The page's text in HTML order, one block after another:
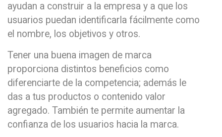
ayudan a construir a la empresa y a que los
usuarios puedan identificarla fácilmente como
el nombre, los objetivos y otros.
Tener una buena imagen de marca
proporciona distintos beneficios como
diferenciarte de la competencia; además le
das a tus productos o contenido valor
agregado. También te permite aumentar la
confianza de los usuarios hacia la marca.